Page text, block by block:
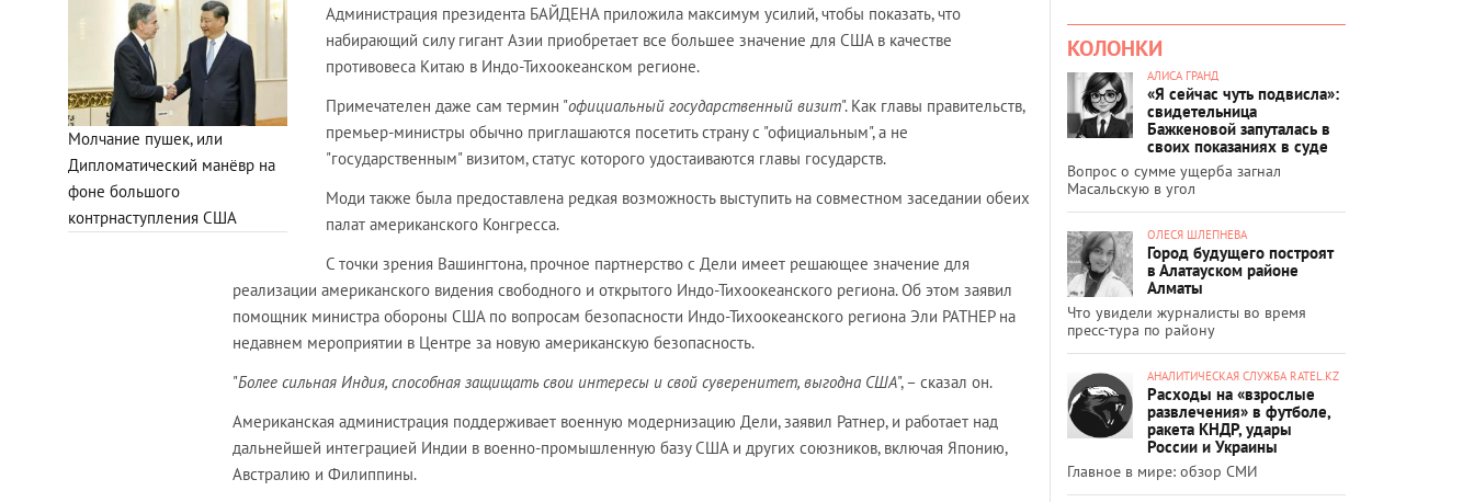
Молчание пушек, или
Дипломатический манёвр на
фоне большого
контрнаступления США
Администрация президента БАЙДЕНА приложила максимум усилий, чтобы показать, что
набирающий силу гигант Азии приобретает все большее значение для США в качестве
противовеса Китаю в Индо-Тихоокеанском регионе.
Примечателен даже сам термин "официальный государственный визит". Как главы правительств,
премьер-министры обычно приглашаются посетить страну с "официальным", а не
"государственным" визитом, статус которого удостаиваются главы государств.
Моди также была предоставлена редкая возможность выступить на совместном заседании обеих
палат американского Конгресса.
С точки зрения Вашингтона, прочное партнерство с Дели имеет решающее значение для
реализации американского видения свободного и открытого Индо-Тихоокеанского региона. Об этом заявил
помощник министра обороны США по вопросам безопасности Индо-Тихоокеанского региона Эли РАТНЕР на
недавнем мероприятии в Центре за новую американскую безопасность.
"Более сильная Индия, способная защищать свои интересы и свой суверенитет, выгодна США", – сказал он.
Американская администрация поддерживает военную модернизацию Дели, заявил Ратнер, и работает над
дальнейшей интеграцией Индии в военно-промышленную базу США и других союзников, включая Японию,
Австралию и Филиппины.
КОЛОНКИ
АЛИСА ГРАНД
«Я сейчас чуть подвисла»:
свидетельница
Бажкеновой запуталась в
своих показаниях в суде
Вопрос о сумме ущерба загнал
Масальскую в угол
ОЛЕСЯ ШЛЕПНЕВА
Город будущего построят
в Алатауском районе
Алматы
Что увидели журналисты во время
пресс-тура по району
АНАЛИТИЧЕСКАЯ СЛУЖБА RATEL.KZ
Расходы на «взрослые
развлечения» в футболе,
ракета КНДР, удары
России и Украины
Главное в мире: обзор СМИ